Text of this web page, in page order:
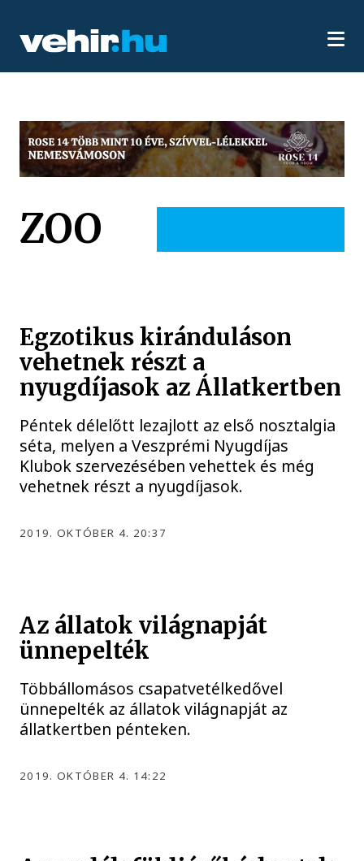
ZOO
Egzotikus kiránduláson
vehetnek részt a
nyugdíjasok az Állatkertben
Péntek délelőtt lezajlott az első nosztalgia
séta, melyen a Veszprémi Nyugdíjas
Klubok szervezésében vehettek és még
vehetnek részt a nyugdíjasok.
2019. OKTÓBER 4. 20:37
Az állatok világnapját
ünnepelték
Többállomásos csapatvetélkedővel
ünnepelték az állatok világnapját az
állatkertben pénteken.
2019. OKTÓBER 4. 14:22